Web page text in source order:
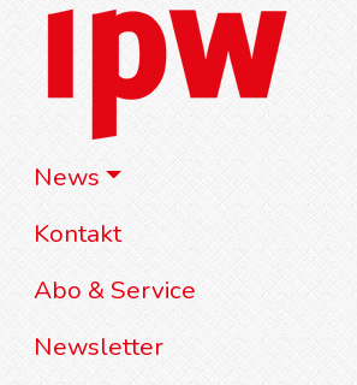
News
Kontakt
Abo & Service
Newsletter